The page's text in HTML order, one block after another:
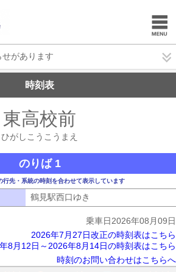
があります
時刻表
東高校前
ひがしこうこうまえ
のりば 1
先・系統の時刻を合わせて表示しています
鶴見駅西口ゆき
乗車日2026年08月09日
2026年7月27日改正の時刻表はこちら
8月12日～2026年8月14日の時刻表はこちら
時刻のお問い合わせはこちらへ